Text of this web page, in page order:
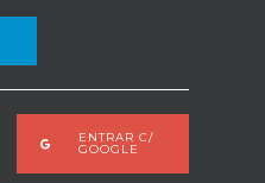
ENTRAR C/
GOOGLE